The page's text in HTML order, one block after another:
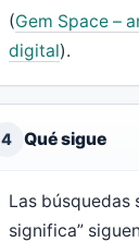
(Gem Space –
digital).
4 Qué sigue
Las búsquedas
significa”